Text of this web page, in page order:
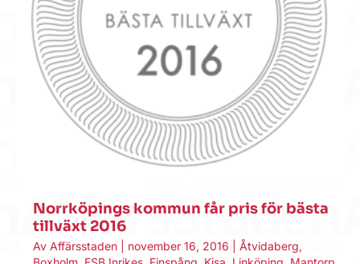
Norrköpings kommun får pris för bästa
tillväxt 2016
Av Affärsstaden november 16, 2016 Åtvidaberg,